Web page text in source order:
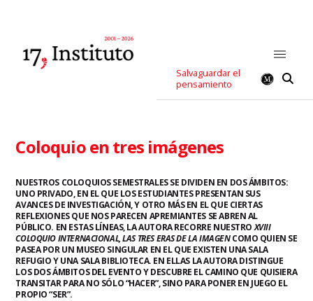
Salvaguardar el
pensamiento
Coloquio en tres imágenes
NUESTROS COLOQUIOS SEMESTRALES SE DIVIDEN EN DOS ÁMBITOS:
UNO PRIVADO, EN EL QUE LOS ESTUDIANTES PRESENTAN SUS
AVANCES DE INVESTIGACIÓN, Y OTRO MÁS EN EL QUE CIERTAS
REFLEXIONES QUE NOS PARECEN APREMIANTES SE ABREN AL
PÚBLICO. EN ESTAS LÍNEAS, LA AUTORA RECORRE NUESTROXVIII
COLOQUIO INTERNACIONAL, LAS TRES ERAS DE LA IMAGENCOMO QUIEN SE
PASEA POR UN MUSEO SINGULAR EN EL QUE EXISTEN UNA SALA
REFUGIO Y UNA SALA BIBLIOTECA. EN ELLAS LA AUTORA DISTINGUE
LOS DOS ÁMBITOS DEL EVENTO Y DESCUBRE EL CAMINO QUE QUISIERA
TRANSITAR PARA NO SÓLO “HACER”, SINO PARA PONER EN JUEGO EL
PROPIO “SER”.